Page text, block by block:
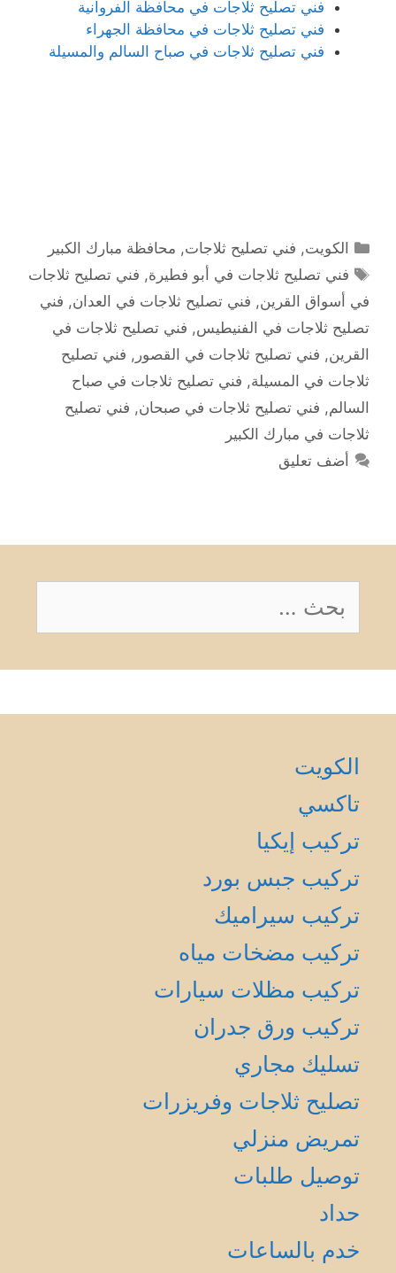
فني تصليح ثلاجات في محافظة الفروانية
فني تصليح ثلاجات في محافظة الجهراء
فني تصليح ثلاجات في صباح السالم والمسيلة
التصنيفات
الكويت, فني تصليح ثلاجات, محافظة مبارك الكبير
الوسوم
فني تصليح ثلاجات في أبو فطيرة, فني تصليح ثلاجات
في أسواق القرين, فني تصليح ثلاجات في العدان, فني
تصليح ثلاجات في الفنيطيس, فني تصليح ثلاجات في
القرين, فني تصليح ثلاجات في القصور , فني تصليح
ثلاجات في المسيلة, فني تصليح ثلاجات في صباح
السالم, فني تصليح ثلاجات في صبحان, فني تصليح
ثلاجات في مبارك الكبير
أضف تعليق
البحث
عن:
الكويت
تاكسي
تركيب إيكيا
تركيب جبس بورد
تركيب سيراميك
تركيب مضخات مياه
تركيب مظلات سيارات
تركيب ورق جدران
تسليك مجاري
تصليح ثلاجات وفريزرات
تمريض منزلي
توصيل طلبات
حداد
خدم بالساعات